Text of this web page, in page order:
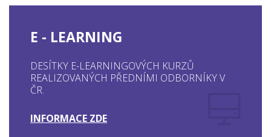
E - LEARNING
DESÍTKY E-LEARNINGOVÝCH KURZŮ
REALIZOVANÝCH PŘEDNÍMI ODBORNÍKY V
ČR.
INFORMACE ZDE